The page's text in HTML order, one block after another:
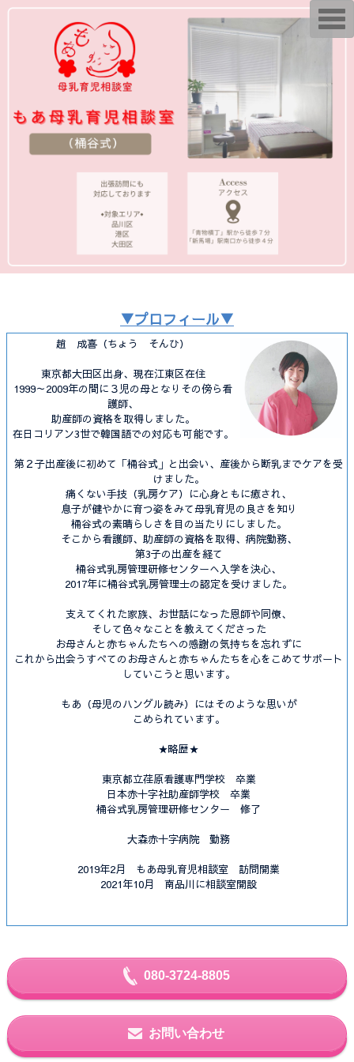
▼プロフィール▼
趙 成喜（ちょう そんひ）
東京都大田区出身、現在江東区在住
1999～2009年の間に３児の母となりその傍ら看
護師、
助産師の資格を取得しました。
在日コリアン3世で韓国語での対応も可能です。
第２子出産後に初めて「桶谷式」と出会い、産後から断乳までケアを受
けました。
痛くない手技（乳房ケア）に心身ともに癒され、
息子が健やかに育つ姿をみて母乳育児の良さを知り
桶谷式の素晴らしさを目の当たりにしました。
そこから看護師、助産師の資格を取得、病院勤務、
第3子の出産を経て
桶谷式乳房管理研修センターへ入学を決心、
2017年に桶谷式乳房管理士の認定を受けました。
支えてくれた家族、お世話になった恩師や同僚、
そして色々なことを教えてくださった
お母さんと赤ちゃんたちへの感謝の気持ちを忘れずに
これから出会うすべてのお母さんと赤ちゃんたちを心をこめてサポート
していこうと思います。
もあ（母児のハングル読み）にはそのような思いが
こめられています。
★略歴★
東京都立荏原看護専門学校 卒業
日本赤十字社助産師学校 卒業
桶谷式乳房管理研修センター 修了
大森赤十字病院 勤務
2019年2月 もあ母乳育児相談室 訪問開業
2021年10月 南品川に相談室開設
080-3724-8805
お問い合わせ
T
o
g
n
a
t